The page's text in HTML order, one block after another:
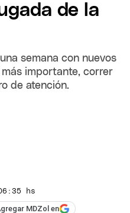
de la
semana con nuevos
importante, correr
de atención.
hs
MDZol en